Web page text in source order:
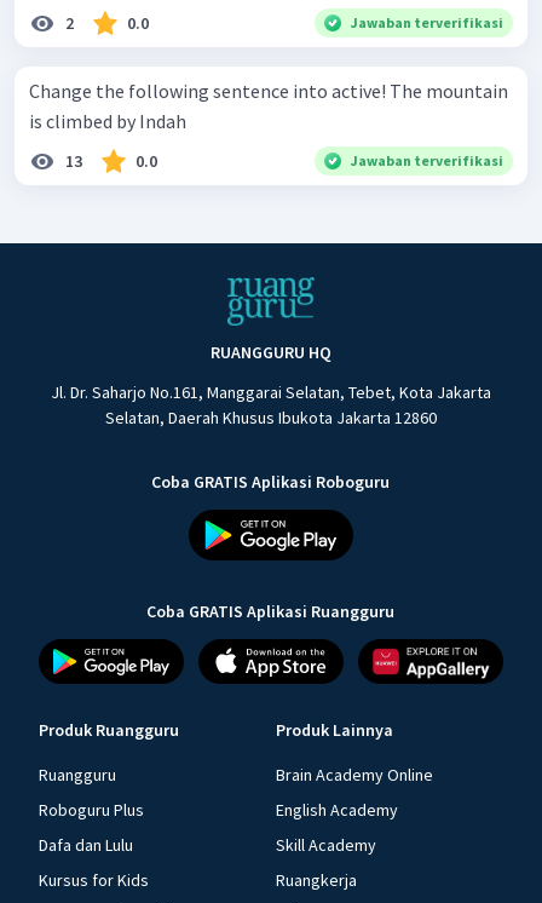
2 0.0 Jawaban terverifikasi
Change the following sentence into active! The mountain
is climbed by Indah
13 0.0 Jawaban terverifikasi
RUANGGURU HQ
Jl. Dr. Saharjo No.161, Manggarai Selatan, Tebet, Kota Jakarta
Selatan, Daerah Khusus Ibukota Jakarta 12860
Coba GRATIS Aplikasi Roboguru
Coba GRATIS Aplikasi Ruangguru
Produk Ruangguru
Ruangguru
Roboguru Plus
Dafa dan Lulu
Kursus for Kids
Produk Lainnya
Brain Academy Online
English Academy
Skill Academy
Ruangkerja